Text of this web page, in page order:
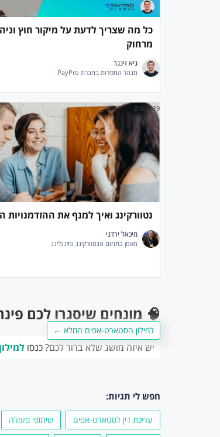
כל מה שצריך לדעת על מיקור חוץ
מרחוק
גיא זינגר
מנהל המכירות בחברת PayPro
נטוורקינג ואיך למנף את ההזדמנויות
מיכאל ירדני
מאמן בתחום הנטוורקינג ומינגלינג
2/9/2019
🧠 מונחים שיסגרו לכם
למילון הסטארט-אפים המלא ←
יש איזה מושג שלא ברור לכם? כנסו
חפש לי תגיות:
עריכת דין לסטארט-אפים שיתופי פעולה